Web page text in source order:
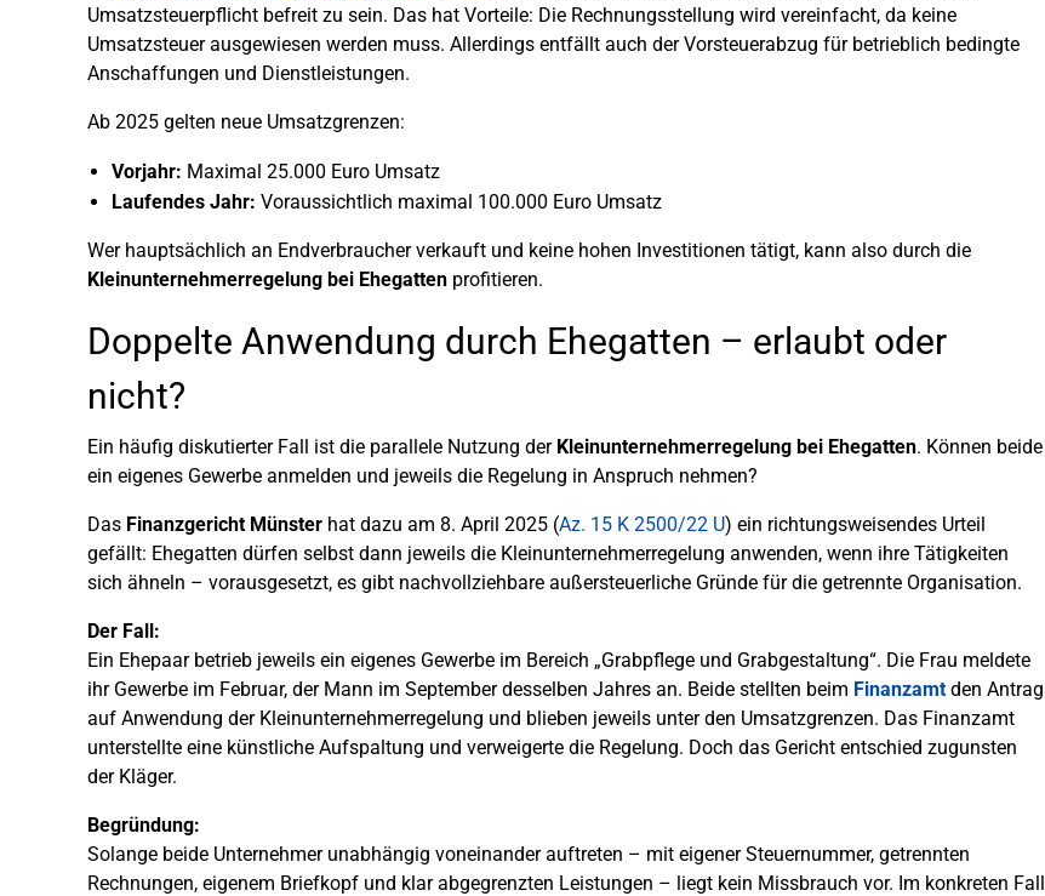
Umsatzsteuerpflicht befreit zu sein. Das hat Vorteile: Die Rechnungsstellung wird vereinfacht, da keine
Umsatzsteuer ausgewiesen werden muss. Allerdings entfällt auch der Vorsteuerabzug für betrieblich bedingte
Anschaffungen und Dienstleistungen.
Ab 2025 gelten neue Umsatzgrenzen:
Vorjahr: Maximal 25.000 Euro Umsatz
Laufendes Jahr: Voraussichtlich maximal 100.000 Euro Umsatz
Wer hauptsächlich an Endverbraucher verkauft und keine hohen Investitionen tätigt, kann also durch die
Kleinunternehmerregelung bei Ehegatten profitieren.
Doppelte Anwendung durch Ehegatten – erlaubt oder
nicht?
Ein häufig diskutierter Fall ist die parallele Nutzung der Kleinunternehmerregelung bei Ehegatten. Können beide
ein eigenes Gewerbe anmelden und jeweils die Regelung in Anspruch nehmen?
Das Finanzgericht Münster hat dazu am 8. April 2025 (Az. 15 K 2500/22 U) ein richtungsweisendes Urteil
gefällt: Ehegatten dürfen selbst dann jeweils die Kleinunternehmerregelung anwenden, wenn ihre Tätigkeiten
sich ähneln – vorausgesetzt, es gibt nachvollziehbare außersteuerliche Gründe für die getrennte Organisation.
Der Fall:
Ein Ehepaar betrieb jeweils ein eigenes Gewerbe im Bereich „Grabpflege und Grabgestaltung“. Die Frau meldete
ihr Gewerbe im Februar, der Mann im September desselben Jahres an. Beide stellten beim Finanzamtden Antrag
auf Anwendung der Kleinunternehmerregelung und blieben jeweils unter den Umsatzgrenzen. Das Finanzamt
unterstellte eine künstliche Aufspaltung und verweigerte die Regelung. Doch das Gericht entschied zugunsten
der Kläger.
Begründung:
Solange beide Unternehmer unabhängig voneinander auftreten – mit eigener Steuernummer, getrennten
Rechnungen, eigenem Briefkopf und klar abgegrenzten Leistungen – liegt kein Missbrauch vor. Im konkreten Fall